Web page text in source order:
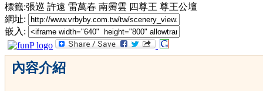
標籤:張巡 許遠 雷萬春 南霽雲 四尊王 尊王公壇
網址:
嵌入:
內容介紹